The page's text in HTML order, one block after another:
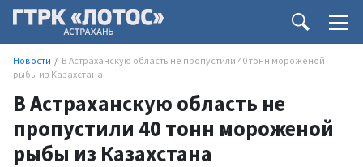
Новости
В Астраханскую область не пропустили 40 тонн мороженой
рыбы из Казахстана
В Астраханскую область не
пропустили 40 тонн мороженой
рыбы из Казахстана